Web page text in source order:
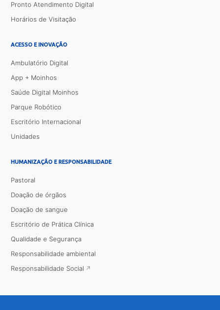
Pronto Atendimento Digital
Horários de Visitação
ACESSO E INOVAÇÃO
Ambulatório Digital
App + Moinhos
Saúde Digital Moinhos
Parque Robótico
Escritório Internacional
Unidades
HUMANIZAÇÃO E RESPONSABILIDADE
Pastoral
Doação de órgãos
Doação de sangue
Escritório de Prática Clínica
Qualidade e Segurança
Responsabilidade ambiental
Responsabilidade Social